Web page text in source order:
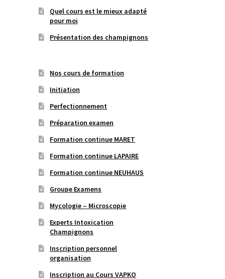
Quel cours est le mieux adapté
pour moi
Présentation des champignons
Nos cours de formation
Initiation
Perfectionnement
Préparation examen
Formation continue MARET
Formation continue LAPAIRE
Formation continue NEUHAUS
Groupe Examens
Mycologie – Microscopie
Experts Intoxication
Champignons
Inscription personnel
organisation
Inscription au Cours VAPKO